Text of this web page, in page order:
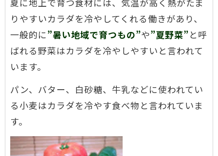
りやすいカラダを冷やしてくれる働きがあり、
一般的に”暑い地域で育つもの”や”夏野菜”と呼
ばれる野菜はカラダを冷やしやすいと言われて
います。
パン、バター、白砂糖、牛乳などに使われてい
る小麦はカラダを冷やす食べ物と言われていま
す。